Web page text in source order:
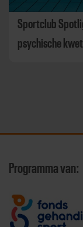
Sportclub
psychische
Programma van: